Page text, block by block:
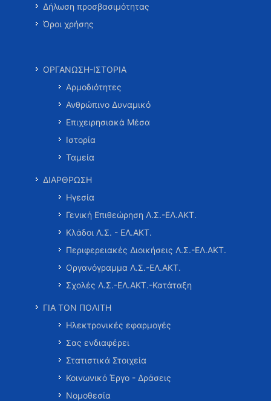
Δήλωση προσβασιμότητας
Όροι χρήσης
ΟΡΓΑΝΩΣΗ-ΙΣΤΟΡΙΑ
Αρμοδιότητες
Ανθρώπινο Δυναμικό
Επιχειρησιακά Μέσα
Ιστορία
Ταμεία
ΔΙΑΡΘΡΩΣΗ
Ηγεσία
Γενική Επιθεώρηση Λ.Σ.-ΕΛ.ΑΚΤ.
Κλάδοι Λ.Σ. - ΕΛ.ΑΚΤ.
Περιφερειακές Διοικήσεις Λ.Σ.-ΕΛ.ΑΚΤ.
Οργανόγραμμα Λ.Σ.-ΕΛ.ΑΚΤ.
Σχολές Λ.Σ.-ΕΛ.ΑΚΤ.-Κατάταξη
ΓΙΑ ΤΟΝ ΠΟΛΙΤΗ
Ηλεκτρονικές εφαρμογές
Σας ενδιαφέρει
Στατιστικά Στοιχεία
Κοινωνικό Έργο - Δράσεις
Νομοθεσία